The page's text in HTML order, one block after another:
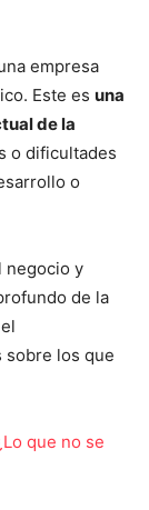
empresa
Este es una
de la
o dificultades
o
negocio y
de la
sobre los que
que no se